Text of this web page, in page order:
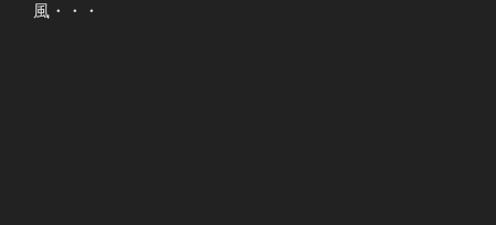
風・・・